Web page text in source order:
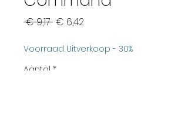
€ 9,17 Normale
€ 6,42Verkoopprijs
Voorraad Uitverkoop - 30%
Aantal *